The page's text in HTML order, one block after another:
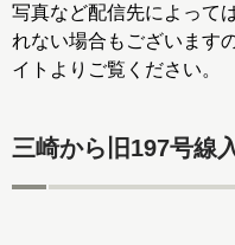
写真など配信先によって
れない場合もございます
イトよりご覧ください。
三崎から旧197号線